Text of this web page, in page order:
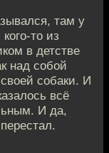
там у
то из
в детстве
над собой
собаки. И
всё
И да,